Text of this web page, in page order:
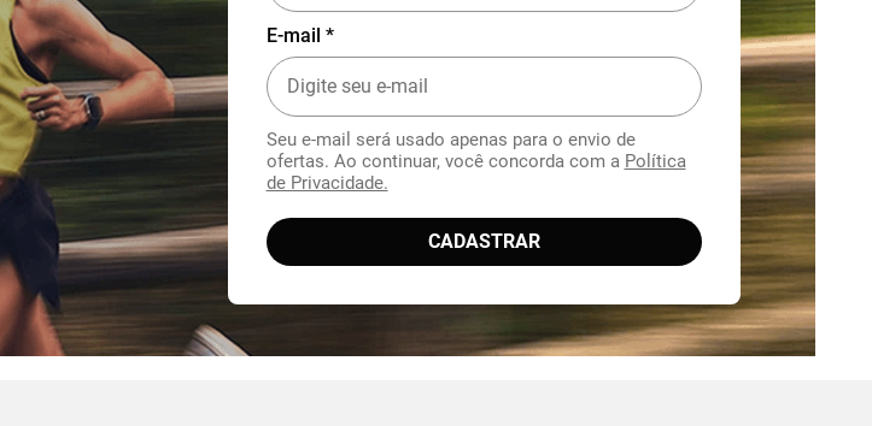
E-mail *
Seu e-mail será usado apenas para o envio de
ofertas. Ao continuar, você concorda com a Política
de Privacidade.
CADASTRAR